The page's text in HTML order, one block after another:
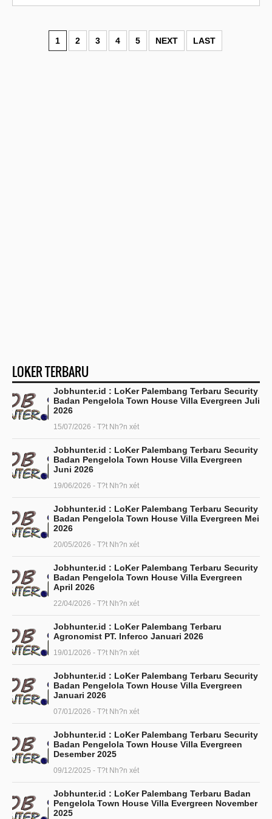
1 2 3 4 5 NEXT LAST
LOKER TERBARU
Jobhunter.id : LoKer Palembang Terbaru Security
Badan Pengelola Town House Villa Evergreen Juli
2026
15/07/2026 - T?t Nh?n xét
Jobhunter.id : LoKer Palembang Terbaru Security
Badan Pengelola Town House Villa Evergreen
Juni 2026
19/06/2026 - T?t Nh?n xét
Jobhunter.id : LoKer Palembang Terbaru Security
Badan Pengelola Town House Villa Evergreen Mei
2026
20/05/2026 - T?t Nh?n xét
Jobhunter.id : LoKer Palembang Terbaru Security
Badan Pengelola Town House Villa Evergreen
April 2026
22/04/2026 - T?t Nh?n xét
Jobhunter.id : LoKer Palembang Terbaru
Agronomist PT. Inferco Januari 2026
19/01/2026 - T?t Nh?n xét
Jobhunter.id : LoKer Palembang Terbaru Security
Badan Pengelola Town House Villa Evergreen
Januari 2026
07/01/2026 - T?t Nh?n xét
Jobhunter.id : LoKer Palembang Terbaru Security
Badan Pengelola Town House Villa Evergreen
Desember 2025
09/12/2025 - T?t Nh?n xét
Jobhunter.id : LoKer Palembang Terbaru Badan
Pengelola Town House Villa Evergreen November
2025